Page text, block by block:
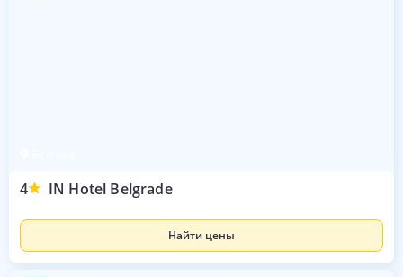
4 IN Hotel Belgrade
Найти цены